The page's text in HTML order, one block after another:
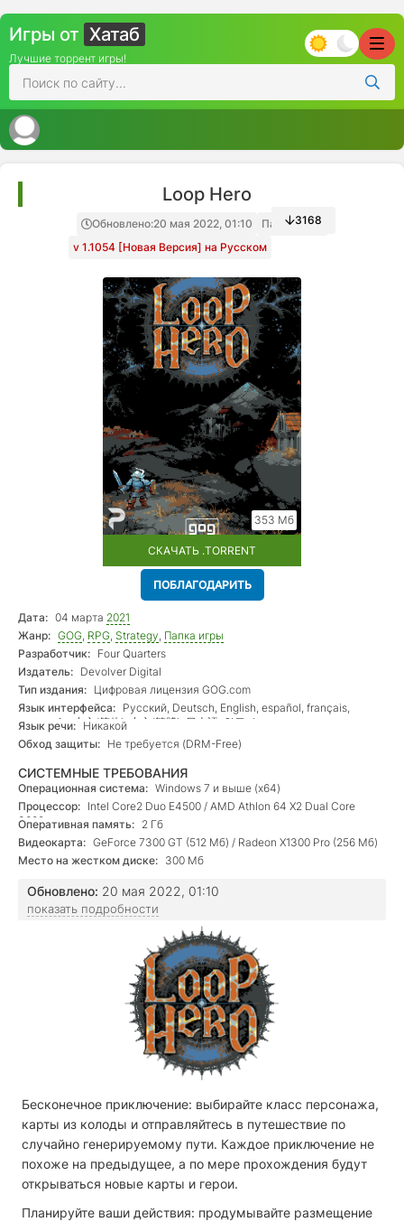
Игры от Хатаб
Лучшие торрент игры!
Loop Hero
Обновлено:20 мая 2022, 01:10
Папка игры
v 1.1054 [Новая Версия] на Русском
3168
353 Мб
СКАЧАТЬ .TORRENT
ПОБЛАГОДАРИТЬ
Дата: 04 марта 2021
Жанр: GOG, RPG, Strategy, Папка игры
Разработчик: Four Quarters
Издатель: Devolver Digital
Тип издания: Цифровая лицензия GOG.com
Язык интерфейса: Русский, Deutsch, English, español, français,
português, 中文(简体), 中文(繁體), 日本語, 한국어
Язык речи: Никакой
Обход защиты: Не требуется (DRM-Free)
СИСТЕМНЫЕ ТРЕБОВАНИЯ
Операционная система: Windows 7 и выше (х64)
Процессор: Intel Core2 Duo E4500 / AMD Athlon 64 X2 Dual Core
3600+
Оперативная память: 2 Гб
Видеокарта: GeForce 7300 GT (512 Мб) / Radeon X1300 Pro (256 Мб)
Место на жестком диске: 300 Мб
Обновлено: 20 мая 2022, 01:10
показать подробности
Бесконечное приключение: выбирайте класс персонажа,
карты из колоды и отправляйтесь в путешествие по
случайно генерируемому пути. Каждое приключение не
похоже на предыдущее, а по мере прохождения будут
открываться новые карты и герои.
Планируйте ваши действия: продумывайте размещение